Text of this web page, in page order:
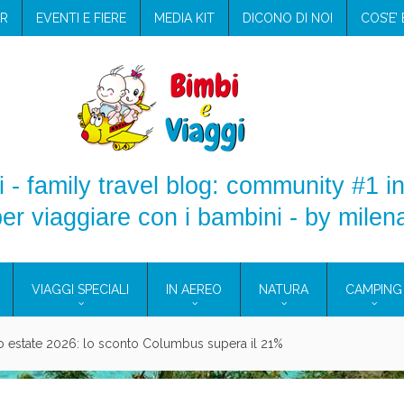
EVENTI E FIERE MEDIA KIT DICONO DI NOI
- family travel blog: community #1
viaggiare con i bambini - by
VIAGGI SPECIALI IN AEREO NATURA CAMPING
i prodotti che hanno conquistato la mia valigia (e la pelle